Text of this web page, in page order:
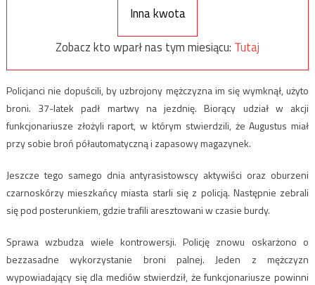
Inna kwota
Zobacz kto wparł nas tym miesiącu: Tutaj
Policjanci nie dopuścili, by uzbrojony mężczyzna im się wymknął, użyto
broni. 37-latek padł martwy na jezdnię. Biorący udział w akcji
funkcjonariusze złożyli raport, w którym stwierdzili, że Augustus miał
przy sobie broń półautomatyczną i zapasowy magazynek.
Jeszcze tego samego dnia antyrasistowscy aktywiści oraz oburzeni
czarnoskórzy mieszkańcy miasta starli się z policją. Następnie zebrali
się pod posterunkiem, gdzie trafili aresztowani w czasie burdy.
Sprawa wzbudza wiele kontrowersji. Policję znowu oskarżono o
bezzasadne wykorzystanie broni palnej. Jeden z mężczyzn
wypowiadający się dla mediów stwierdził, że funkcjonariusze powinni